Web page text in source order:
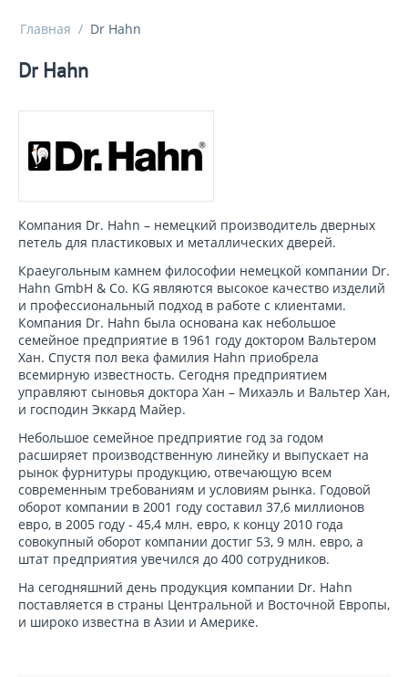
Главная / Dr Hahn
Dr Hahn
Компания Dr. Hahn – немецкий производитель дверных
петель для пластиковых и металлических дверей.
Краеугольным камнем философии немецкой компании Dr.
Hahn GmbH & Co. KG являются высокое качество изделий
и профессиональный подход в работе с клиентами.
Компания Dr. Hahn была основана как небольшое
семейное предприятие в 1961 году доктором Вальтером
Хан. Спустя пол века фамилия Hahn приобрела
всемирную известность. Сегодня предприятием
управляют сыновья доктора Хан – Михаэль и Вальтер Хан,
и господин Эккард Майер.
Небольшое семейное предприятие год за годом
расширяет производственную линейку и выпускает на
рынок фурнитуры продукцию, отвечающую всем
современным требованиям и условиям рынка. Годовой
оборот компании в 2001 году составил 37,6 миллионов
евро, в 2005 году - 45,4 млн. евро, к концу 2010 года
совокупный оборот компании достиг 53, 9 млн. евро, а
штат предприятия увечился до 400 сотрудников.
На сегодняшний день продукция компании Dr. Hahn
поставляется в страны Центральной и Восточной Европы,
и широко известна в Азии и Америке.